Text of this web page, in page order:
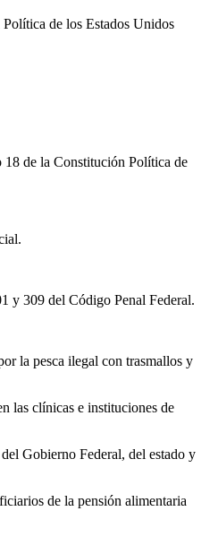
de los Estados Unidos
18 de la Constitución Política de
y 309 del Código Penal Federal.
la pesca ilegal con trasmallos y
las clínicas e instituciones de
Gobierno Federal, del estado y
de la pensión alimentaria